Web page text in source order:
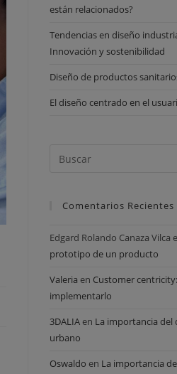
están relacionados?
Tendencias en diseño
Innovación y sostenibilidad
Diseño de productos
El diseño centrado en el
Comentarios Recientes
Edgard Rolando Canaza Vilca
prototipo de un producto
Valeria en Customer
implementarlo
3DALIA en La importancia del
urbano
Oswaldo en La importancia